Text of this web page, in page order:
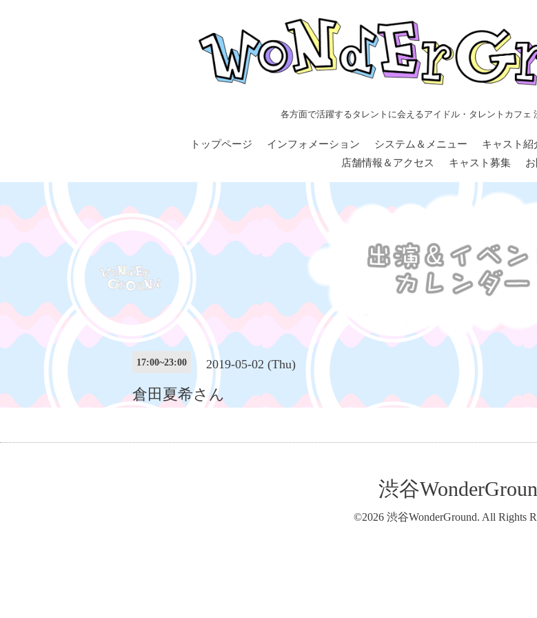
各方面で活躍するタレントに会えるアイドル・タレントカフェ
トップページ インフォメーション システム＆メニュー キャスト紹
店舗情報＆アクセス
キャスト募集
17:00~23:00 2019-05-02 (Thu)
倉田夏希さん
渋谷
©2026 渋谷WonderGround. All Rights